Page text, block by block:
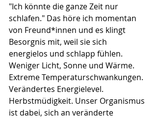
"Ich könnte die ganze Zeit nur
schlafen." Das höre ich momentan
von Freund*innen und es klingt
Besorgnis mit, weil sie sich
energielos und schlapp fühlen.
Weniger Licht, Sonne und Wärme.
Extreme Temperaturschwankungen.
Verändertes Energielevel.
Herbstmüdigkeit. Unser Organismus
ist dabei, sich an veränderte